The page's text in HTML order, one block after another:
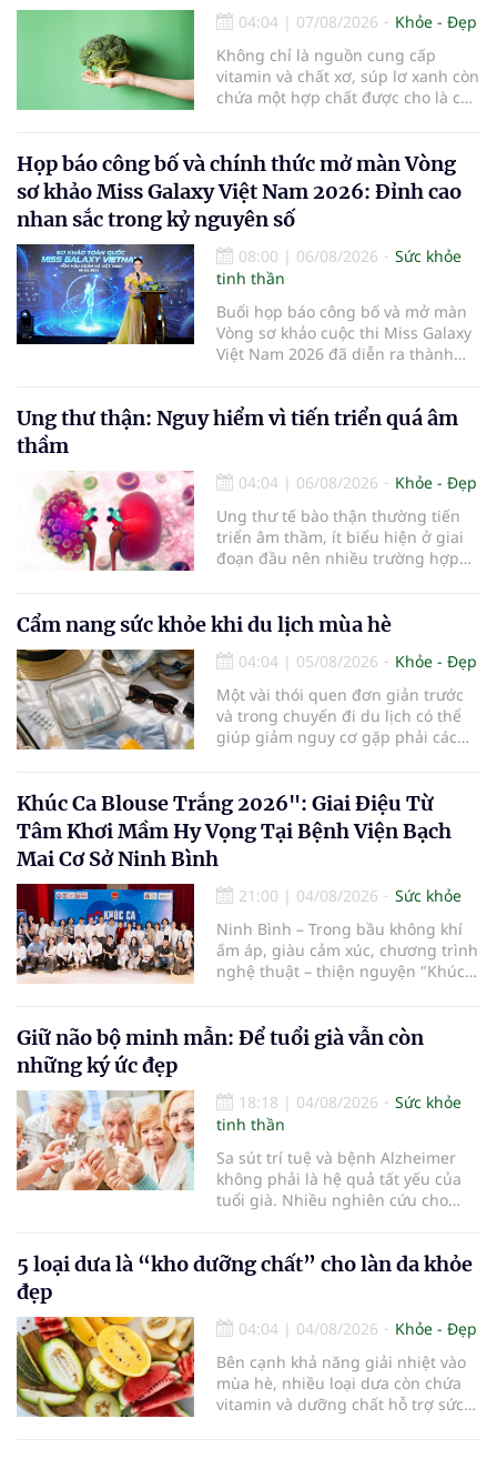
của gia đình, nhà trường và ngành
y tế để bảo vệ đôi mắt của thế hệ
tương lai.
04:04 | 07/08/2026
Khỏe - Đẹp
Không chỉ là nguồn cung cấp
vitamin và chất xơ, súp lơ xanh còn
chứa một hợp chất được cho là có
Họp báo công bố và chính thức mở màn Vòng
sơ khảo Miss Galaxy Việt Nam 2026: Đỉnh cao
nhan sắc trong kỷ nguyên số
08:00 | 06/08/2026
Sức khỏe
tinh thần
Buổi họp báo công bố và mở màn
Vòng sơ khảo cuộc thi Miss Galaxy
Việt Nam 2026 đã diễn ra thành
sắc quy mô, khác biệt và tiên
lĩnh, Văn hóa và Công nghệ số
Ung thư thận: Nguy hiểm vì tiến triển quá âm
thầm
04:04 | 06/08/2026
Khỏe - Đẹp
Ung thư tế bào thận thường tiến
triển âm thầm, ít biểu hiện ở giai
đoạn đầu nên nhiều trường hợp
Trường hợp một bệnh nhân 79 tuổi
có khối u tăng gấp đôi kích thước
chỉ sau 4 tháng theo dõi là lời cảnh
báo về sự cần thiết của việc khám
sức khỏe định kỳ, đặc biệt ở người
cao tuổi.
Cẩm nang sức khỏe khi du lịch mùa hè
04:04 | 05/08/2026
Khỏe - Đẹp
Một vài thói quen đơn giản trước
và trong chuyến đi du lịch có thể
giúp giảm nguy cơ gặp phải các
Khúc Ca Blouse Trắng 2026": Giai Điệu Từ
Tâm Khơi Mầm Hy Vọng Tại Bệnh Viện Bạch
Mai Cơ Sở Ninh Bình
21:00 | 04/08/2026
Sức khỏe
Ninh Bình – Trong bầu không khí
ấm áp, giàu cảm xúc, chương trình
nghệ thuật – thiện nguyện "Khúc
điểm dừng chân đầu tiên tại Bệnh
viện Bạch Mai cơ sở Ninh Bình.
Giữ não bộ minh mẫn: Để tuổi già vẫn còn
những ký ức đẹp
18:18 | 04/08/2026
Sức khỏe
tinh thần
Sa sút trí tuệ và bệnh Alzheimer
không phải là hệ quả tất yếu của
tuổi già. Nhiều nghiên cứu cho
rèn luyện trí não mỗi ngày có thể
tuổi gìn giữ trí nhớ và sống độc lập
5 loại dưa là “kho dưỡng chất” cho làn da khỏe
đẹp
04:04 | 04/08/2026
Khỏe - Đẹp
Bên cạnh khả năng giải nhiệt vào
mùa hè, nhiều loại dưa còn chứa
vitamin và dưỡng chất hỗ trợ sức